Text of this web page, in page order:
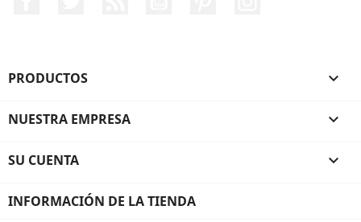
PRODUCTOS 
NUESTRA EMPRESA 
SU CUENTA 
INFORMACIÓN DE LA TIENDA